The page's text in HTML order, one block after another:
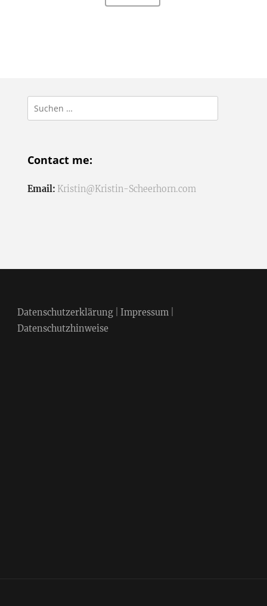
Suchen
nach:
Contact me:
Email: Kristin@Kristin-Scheerhorn.com
Datenschutzerklärung| Impressum|
Datenschutzhinweise